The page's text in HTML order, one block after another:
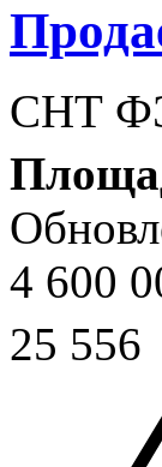
СНТ
4 600
25